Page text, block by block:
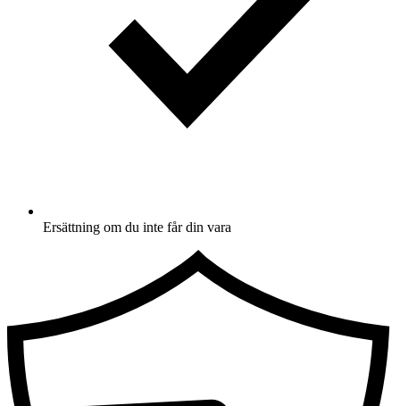
Ersättning om du inte får din vara